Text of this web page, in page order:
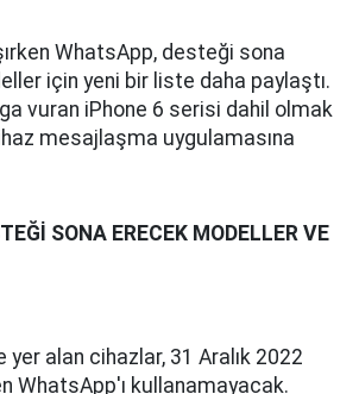
WhatsApp, desteği sona
için yeni bir liste daha paylaştı.
vuran iPhone 6 serisi dahil olmak
mesajlaşma uygulamasına
SONA ERECEK MODELLER VE
yer alan cihazlar, 31 Aralık 2022
WhatsApp'ı kullanamayacak.